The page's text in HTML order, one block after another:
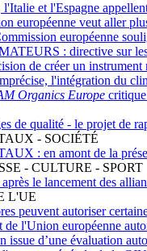
l'Italie et l'Espagne
européenne veut aller
européenne
: directive sur
de créer un
l'intégration du
Organics Europe
de qualité - le projet de
- SOCIÉTÉ
: en amont de la
- CULTURE - SPORT
le lancement des
L'UE
peuvent autoriser
de l'Union européenne
issue d’une évaluation